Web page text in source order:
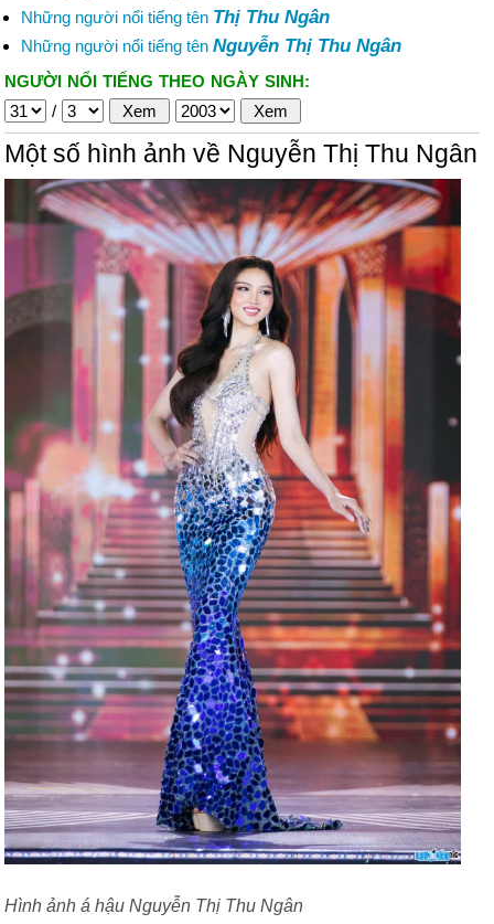
Những người nổi tiếng tên Thị Thu Ngân
Những người nổi tiếng tên Nguyễn Thị Thu Ngân
NGƯỜI NỔI TIẾNG THEO NGÀY SINH:
/
Một số hình ảnh về Nguyễn Thị Thu Ngân
Hình ảnh á hậu Nguyễn Thị Thu Ngân